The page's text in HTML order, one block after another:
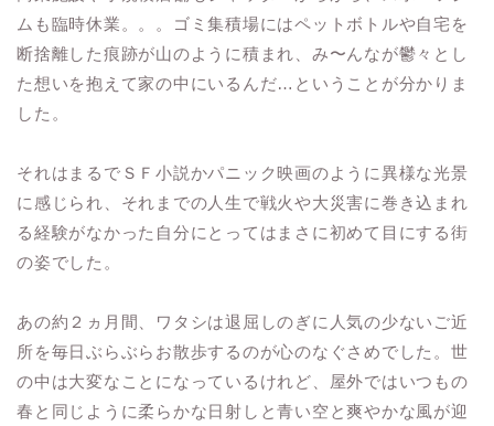
ムも臨時休業。。。ゴミ集積場にはペットボトルや自宅を
断捨離した痕跡が山のように積まれ、み〜んなが鬱々とし
た想いを抱えて家の中にいるんだ…ということが分かりま
した。
それはまるでＳＦ小説かパニック映画のように異様な光景
に感じられ、それまでの人生で戦火や大災害に巻き込まれ
る経験がなかった自分にとってはまさに初めて目にする街
の姿でした。
あの約２ヵ月間、ワタシは退屈しのぎに人気の少ないご近
所を毎日ぶらぶらお散歩するのが心のなぐさめでした。世
の中は大変なことになっているけれど、屋外ではいつもの
春と同じように柔らかな日射しと青い空と爽やかな風が迎